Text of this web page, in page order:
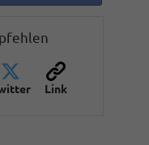
Link